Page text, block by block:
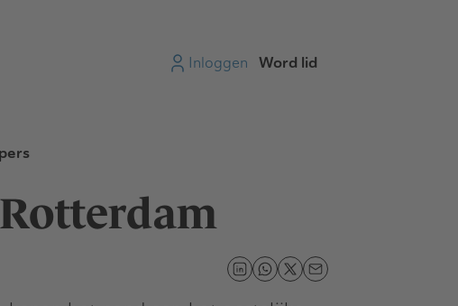
Inloggen Word lid